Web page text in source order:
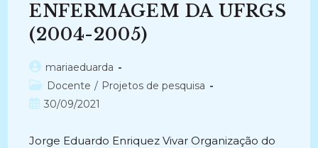
PESSOA
(2016
–
2017)
ENFERMAGEM DA UFRGS
(2004-2005)
Autor
do
post:
mariaeduarda
Categoria
do
Docente / Projetos de pesquisa
Post30/09/2021
Jorge Eduardo Enriquez Vivar Organização do